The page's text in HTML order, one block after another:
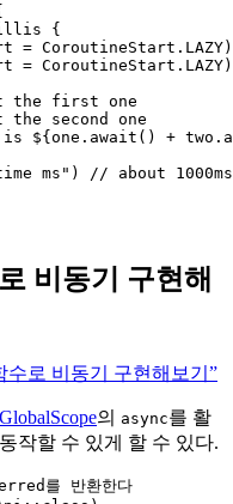
{
=
=
the first one
second one
is ${one. await () + two.
ms" )
// about 1000ms
비동기 구현해
수로 비동기 구현해보기”
GlobalScope의 async를 활
작할 수 있게 할 수 있다.
를 반환한다